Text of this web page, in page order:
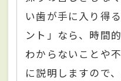
い歯が手に入り得
ント」なら、時間
わからないことや
に説明しますので